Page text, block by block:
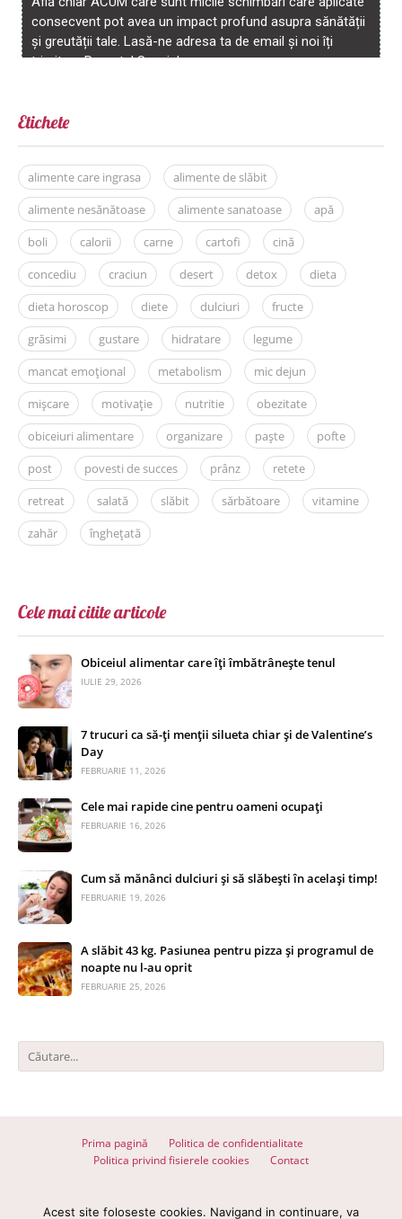
Etichete
alimente care ingrasa
alimente de slăbit
alimente nesănătoase
alimente sanatoase
apă
boli
calorii carne cartofi
cină
concediu
craciun desert detox
dieta
dieta horoscop
diete dulciuri
fructe
grăsimi
gustare hidratare
legume
mancat emoțional
metabolism
mic dejun
mișcare
motivație nutritie
obezitate
obiceiuri alimentare
organizare paște
pofte
post
povesti de succes prânz
retete
retreat
salată slăbit sărbătoare
vitamine
zahăr
înghețată
Cele mai citite articole
Obiceiul alimentar care îți îmbătrânește tenul
IULIE 29, 2026
7 trucuri ca să-ți menții silueta chiar și de Valentine’s
Day
FEBRUARIE 11, 2026
Cele mai rapide cine pentru oameni ocupați
FEBRUARIE 16, 2026
Cum să mănânci dulciuri și să slăbești în același timp!
FEBRUARIE 19, 2026
A slăbit 43 kg. Pasiunea pentru pizza și programul de
noapte nu l-au oprit
FEBRUARIE 25, 2026
Prima pagină
Politica de confidentialitate
Politica privind fisierele cookies
Contact
© 2026 Totul despre slăbit - Toate drepturile rezervate
Acest site foloseste cookies. Navigand in continuare, va